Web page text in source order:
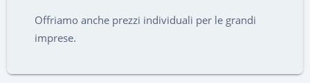
Offriamo anche prezzi individuali per le grandi
imprese.